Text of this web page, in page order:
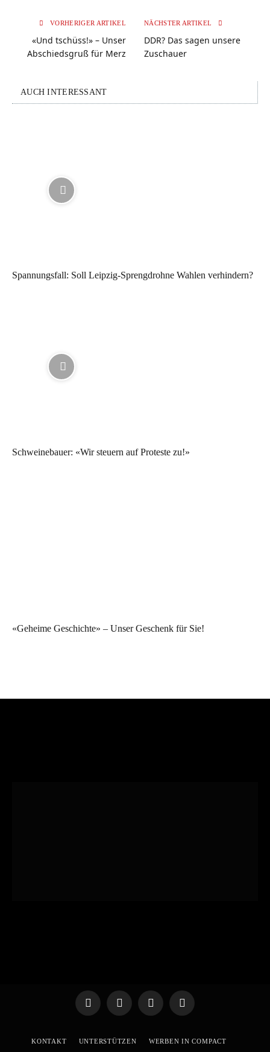
VORHERIGER ARTIKEL
«Und tschüss!» – Unser
Abschiedsgruß für Merz
NÄCHSTER ARTIKEL
DDR? Das sagen unsere
Zuschauer
AUCH INTERESSANT
Spannungsfall: Soll Leipzig-Sprengdrohne Wahlen verhindern?
Schweinebauer: «Wir steuern auf Proteste zu!»
«Geheime Geschichte» – Unser Geschenk für Sie!
TelegramWhatsApp
X
YouTube
KONTAKT UNTERSTÜTZEN WERBEN IN COMPACT